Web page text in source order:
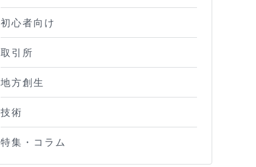
初心者向け
取引所
地方創生
技術
特集・コラム